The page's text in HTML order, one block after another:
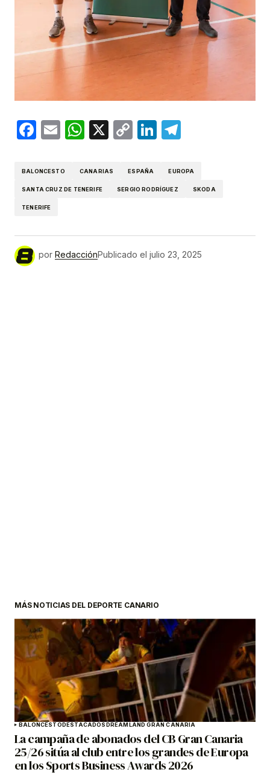
Facebook
EmailWhatsApp
X
CopyLinkedIn
BALONCESTO CANARIAS ESPAÑA EUROPA
SANTA CRUZ DE TENERIFE SERGIO RODRÍGUEZ SKODA
TENERIFE
por RedacciónPublicado el julio 23, 2025
MÁS NOTICIAS DEL DEPORTE CANARIO
BALONCESTODESTACADOSDREAMLAND GRAN CANARIA
La campaña de abonados del CB Gran Canaria
25/26 sitúa al club entre los grandes de Europa
en los Sports Business Awards 2026